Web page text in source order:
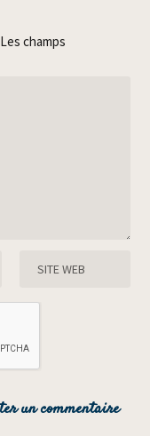
Les champs